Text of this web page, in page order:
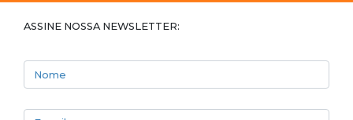
ASSINE NOSSA NEWSLETTER: